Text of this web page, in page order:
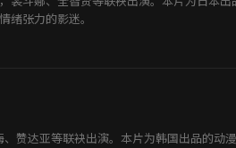
绪张力的影迷。
赞达亚等联袂出演。本片为韩国出品的动